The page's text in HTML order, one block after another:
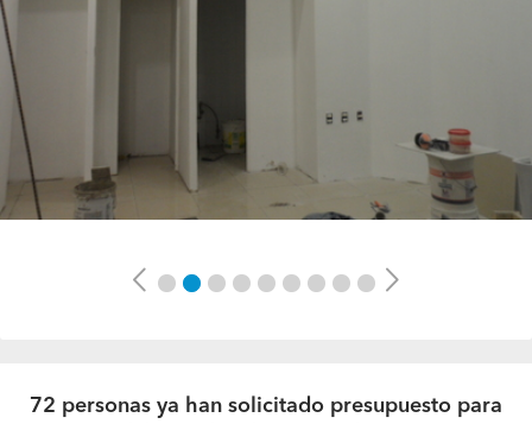
Previous Next
72 personas ya han solicitado presupuesto para